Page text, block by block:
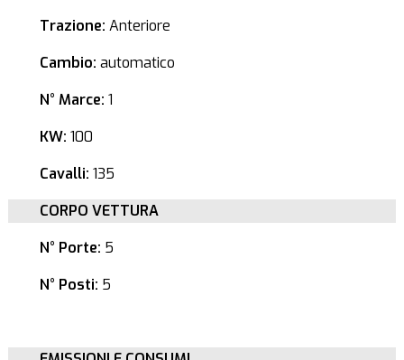
Trazione: Anteriore
Cambio: automatico
N° Marce: 1
KW: 100
Cavalli: 135
CORPO VETTURA
N° Porte: 5
N° Posti: 5